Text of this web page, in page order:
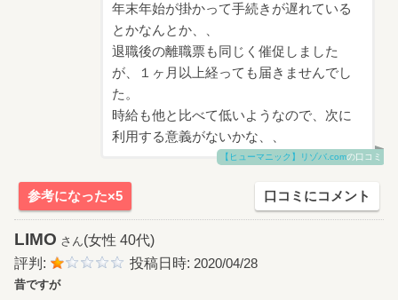
年末年始が掛かって手続きが遅れている
とかなんとか、、
退職後の離職票も同じく催促しました
が、１ヶ月以上経っても届きませんでし
た。
時給も他と比べて低いようなので、次に
利用する意義がないかな、、
【ヒューマニック】リゾバ.comの口コミ
参考になった×5 口コミにコメント
LIMO さん(女性 40代)
評判:
投稿日時: 2020/04/28
昔ですが